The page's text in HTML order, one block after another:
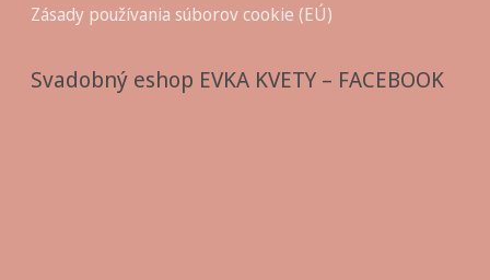
Zásady používania súborov cookie (EÚ)
Svadobný eshop EVKA KVETY – FACEBOOK